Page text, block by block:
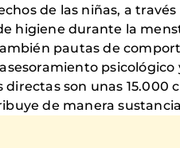
de las niñas, a
higiene durante la
pautas de
son unas 15.000
de manera